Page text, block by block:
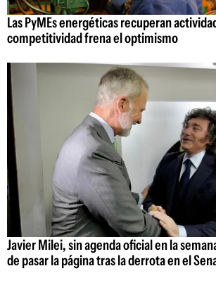
Las PyMEs energéticas recuperan
competitividad frena el optimismo
Javier Milei, sin agenda oficial en la
de pasar la página tras la derrota en el